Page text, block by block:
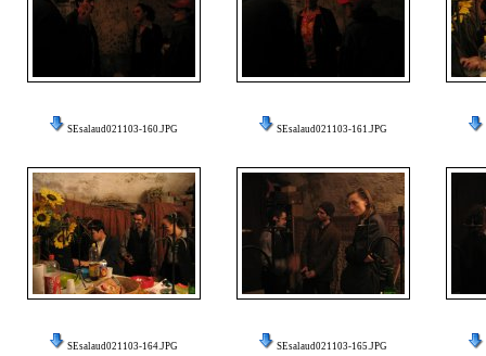
SEsalaud021103-160.JPG SEsalaud021103-161.JPG
SEsalaud021103-164.JPG SEsalaud021103-165.JPG